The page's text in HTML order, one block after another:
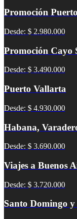
Promoción
Desde: $ 2.980.000
Promoción Cayo
Desde: $ 3.490.000
Puerto Vallarta
Desde: $ 4.930.000
Habana,
Desde: $ 3.690.000
Viajes a Buenos
Desde: $ 3.720.000
Santo Domingo